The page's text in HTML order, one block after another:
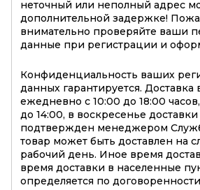
неточный или неполный адрес
дополнительной задержке!
внимательно проверяйте ваши
данные при регистрации и
Конфиденциальность ваших
данных гарантируется. Доставка
ежедневно с 10:00 до 18:00
до 14:00, в воскресенье доставки
подтвержден менеджером
товар может быть доставлен на
рабочий день. Иное время
время доставки в населенные
определяется по